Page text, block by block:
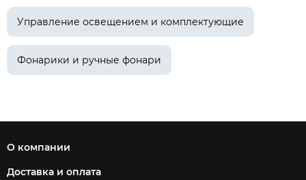
Управление освещением и комплектующие
Фонарики и ручные фонари
О компании
Доставка и оплата